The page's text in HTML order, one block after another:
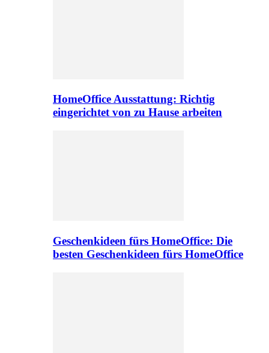
HomeOffice Ausstattung: Richtig
eingerichtet von zu Hause arbeiten
Geschenkideen fürs HomeOffice: Die
besten Geschenkideen fürs HomeOffice